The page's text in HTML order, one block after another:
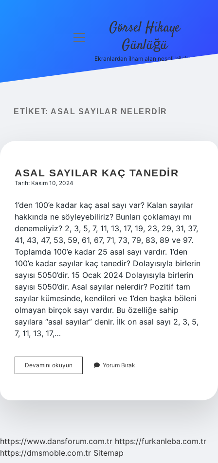
menüyü
Görsel Hikaye
Günlüğü
Ekranlardan ilham alan neşeli bilgiler!
ETIKET: ASAL SAYILAR NELERDIR
ASAL SAYILAR KAÇ TANEDIR
Tarih: Kasım 10, 2024
1’den 100’e kadar kaç asal sayı var? Kalan sayılar
hakkında ne söyleyebiliriz? Bunları çoklamayı mı
denemeliyiz? 2, 3, 5, 7, 11, 13, 17, 19, 23, 29, 31, 37,
41, 43, 47, 53, 59, 61, 67, 71, 73, 79, 83, 89 ve 97.
Toplamda 100’e kadar 25 asal sayı vardır. 1’den
100’e kadar sayılar kaç tanedir? Dolayısıyla birlerin
sayısı 5050’dir. 15 Ocak 2024 Dolayısıyla birlerin
sayısı 5050’dir. Asal sayılar nelerdir? Pozitif tam
sayılar kümesinde, kendileri ve 1’den başka böleni
olmayan birçok sayı vardır. Bu özelliğe sahip
sayılara “asal sayılar” denir. İlk on asal sayı 2, 3, 5,
7, 11, 13, 17,…
Devamını okuyun
Sayılar
Yorum Bırak
https://www.dansforum.com.tr https://furkanleba.com.tr
https://dmsmoble.com.tr Sitemap